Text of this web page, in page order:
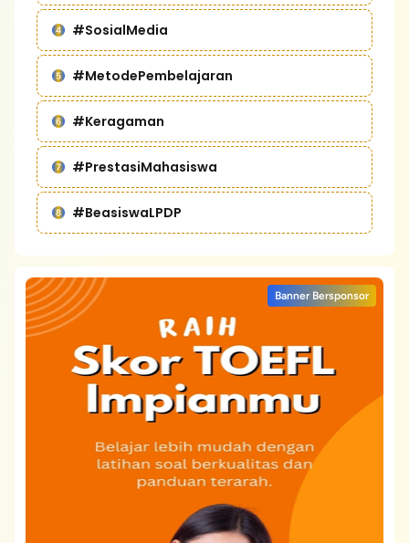
#SosialMedia
#MetodePembelajaran
#Keragaman
#PrestasiMahasiswa
#BeasiswaLPDP
Banner Bersponsor